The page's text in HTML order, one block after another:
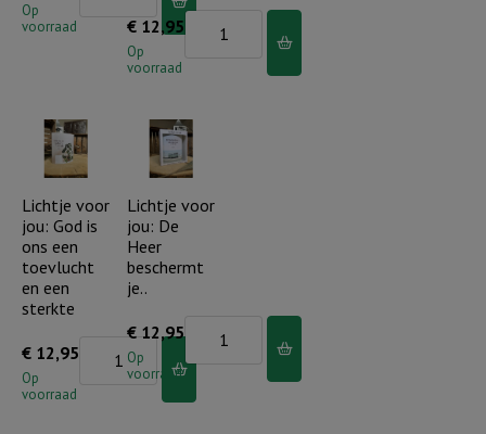
Op
voorraad
met
je
dagen
€ 12,95
Op
voorraad
wonderlijk
mooi
is
Lichtje voor
jou: God is
ons een
toevlucht
en een
sterkte
€ 12,95
Op
voorraad
Lichtje
Lichtje voor
jou: De
Heer
beschermt
je..
€ 12,95
Op
voorraad
Lichtje
voor